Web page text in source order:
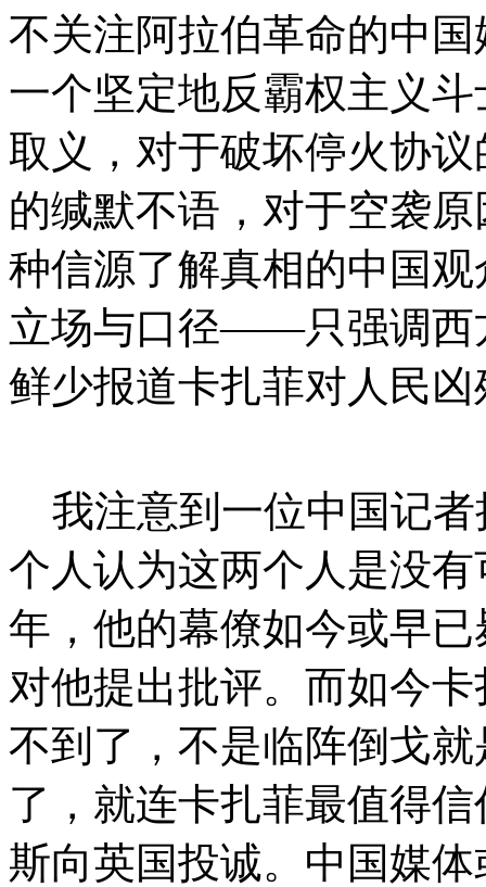
不关注阿拉伯革命的中
一个坚定地反霸权主义
取义，对于破坏停火协
的缄默不语，对于空袭
种信源了解真相的中国
立场与口径——只强调西
鲜少报道卡扎菲对人民
我注意到一位中国记者
个人认为这两个人是没
年，他的幕僚如今或早
对他提出批评。而如今
不到了，不是临阵倒戈
了，就连卡扎菲最值得
斯向英国投诚。中国媒